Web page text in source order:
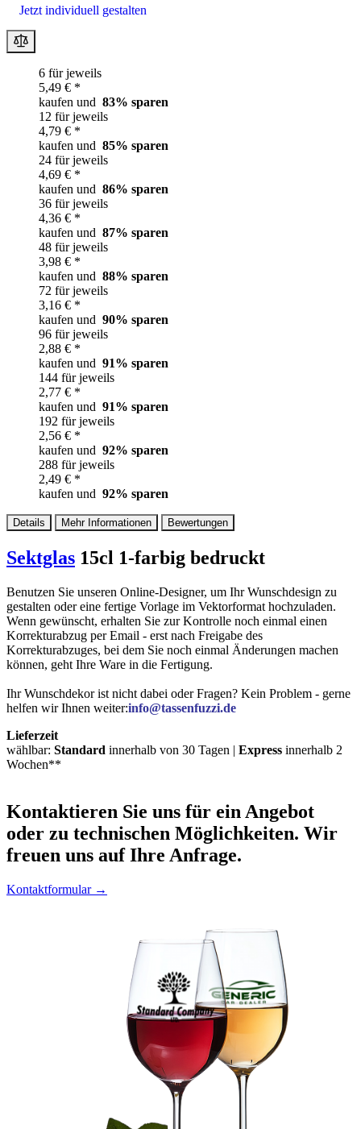
Jetzt individuell gestalten
6 für jeweils
5,49 € *
kaufen und 83% sparen
12 für jeweils
4,79 € *
kaufen und 85% sparen
24 für jeweils
4,69 € *
kaufen und 86% sparen
36 für jeweils
4,36 € *
kaufen und 87% sparen
48 für jeweils
3,98 € *
kaufen und 88% sparen
72 für jeweils
3,16 € *
kaufen und 90% sparen
96 für jeweils
2,88 € *
kaufen und 91% sparen
144 für jeweils
2,77 € *
kaufen und 91% sparen
192 für jeweils
2,56 € *
kaufen und 92% sparen
288 für jeweils
2,49 € *
kaufen und 92% sparen
Details Mehr Informationen Bewertungen
Sektglas 15cl 1-farbig bedruckt
Benutzen Sie unseren Online-Designer, um Ihr Wunschdesign zu
gestalten oder eine fertige Vorlage im Vektorformat hochzuladen.
Wenn gewünscht, erhalten Sie zur Kontrolle noch einmal einen
Korrekturabzug per Email - erst nach Freigabe des
Korrekturabzuges, bei dem Sie noch einmal Änderungen machen
können, geht Ihre Ware in die Fertigung.
Ihr Wunschdekor ist nicht dabei oder Fragen? Kein Problem - gerne
helfen wir Ihnen weiter:info@tassenfuzzi.de
Lieferzeit
wählbar: Standard innerhalb von 30 Tagen | Express innerhalb 2
Wochen**
Kontaktieren Sie uns für ein Angebot
oder zu technischen Möglichkeiten. Wir
freuen uns auf Ihre Anfrage.
Kontaktformular →